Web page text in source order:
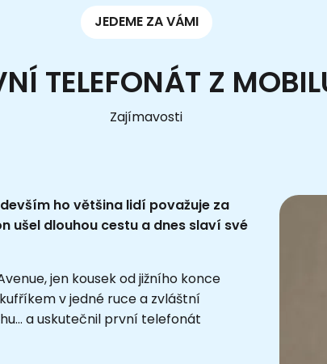
JEDEME ZA VÁMI
TELEFONÁT Z
Zajímavosti
ho většina lidí považuje za
ušel dlouhou cestu a dnes slaví své
jen kousek od jižního konce
v jedné ruce a zvláštní
a uskutečnil první telefonát